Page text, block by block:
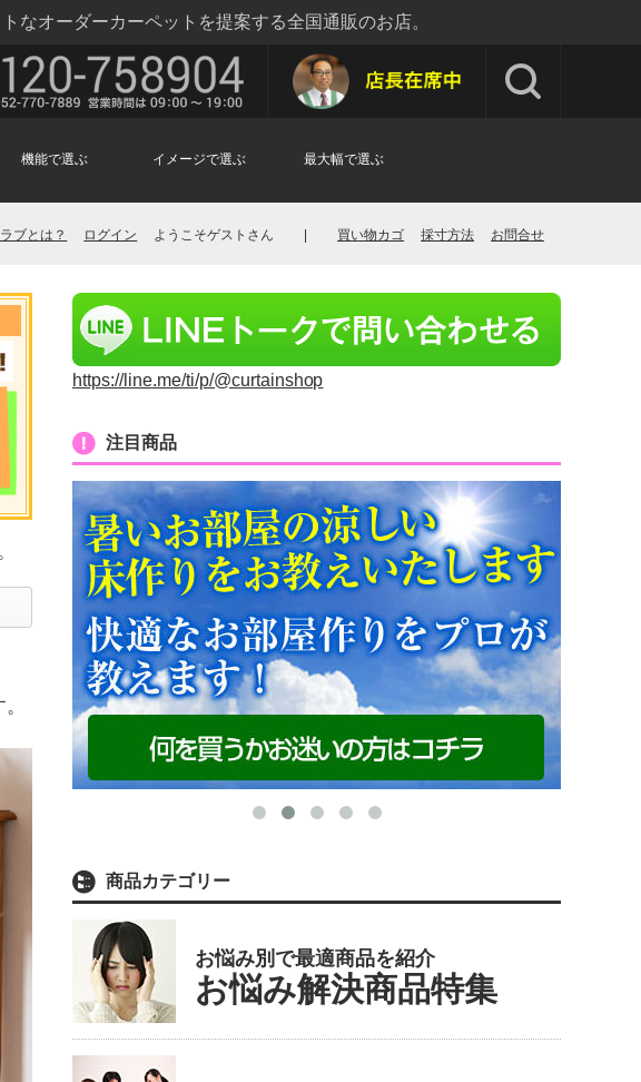
なオーダーカーペットを提案する全国通販のお店。
機能で選ぶ イメージで選ぶ 最大幅で選ぶ
ブとは？ ログイン ようこそゲストさん 買い物カゴ 採寸方法 お問合せ
https://line.me/ti/p/@curtainshop
注目商品
商品カテゴリー
お悩み別で最適商品を紹介
お悩み解決商品特集